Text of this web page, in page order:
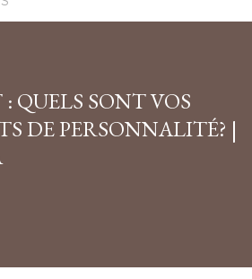
QUELS SONT VOS
DE PERSONNALITÉ? |